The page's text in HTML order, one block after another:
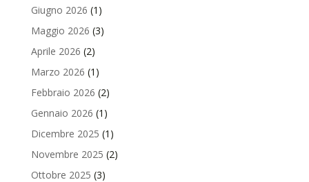
Giugno 2026 (1)
Maggio 2026 (3)
Aprile 2026 (2)
Marzo 2026 (1)
Febbraio 2026 (2)
Gennaio 2026 (1)
Dicembre 2025 (1)
Novembre 2025 (2)
Ottobre 2025 (3)